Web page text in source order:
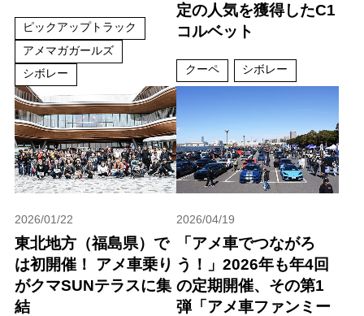
ピックアップトラック
アメマガガールズ
シボレー
定の人気を獲得したC1
コルベット
クーペ シボレー
2026/01/22
東北地方（福島県）で
は初開催！ アメ車乗り
がクマSUNテラスに集
結
2026/04/19
「アメ車でつながろ
う！」2026年も年4回
の定期開催、その第1
弾「アメ車ファンミー